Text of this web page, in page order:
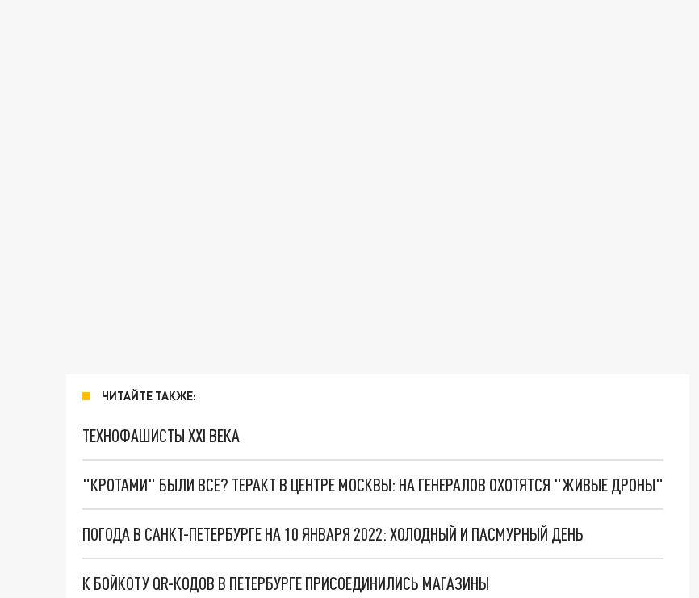
ЧИТАЙТЕ ТАКЖЕ:
ТЕХНОФАШИСТЫ XXI ВЕКА
"КРОТАМИ" БЫЛИ ВСЕ? ТЕРАКТ В ЦЕНТРЕ МОСКВЫ: НА ГЕНЕРАЛОВ ОХОТЯТСЯ "ЖИВЫЕ ДРОНЫ"
ПОГОДА В САНКТ-ПЕТЕРБУРГЕ НА 10 ЯНВАРЯ 2022: ХОЛОДНЫЙ И ПАСМУРНЫЙ ДЕНЬ
К БОЙКОТУ QR-КОДОВ В ПЕТЕРБУРГЕ ПРИСОЕДИНИЛИСЬ МАГАЗИНЫ